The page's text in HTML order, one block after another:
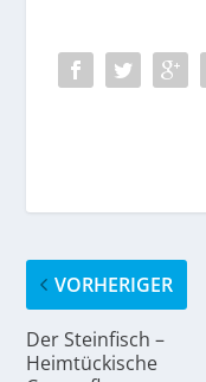
VORHERIGER
Der Steinfisch –
Heimtückische